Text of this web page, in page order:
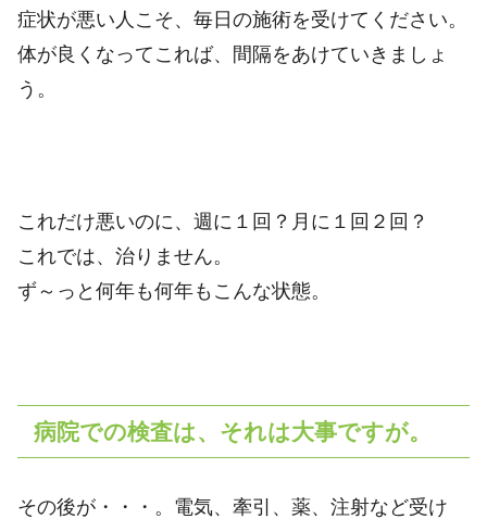
症状が悪い人こそ、毎日の施術を受けてください。
体が良くなってこれば、間隔をあけていきましょ
う。
これだけ悪いのに、週に１回？月に１回２回？
これでは、治りません。
ず～っと何年も何年もこんな状態。
病院での検査は、それは大事ですが。
その後が・・・。電気、牽引、薬、注射など受け